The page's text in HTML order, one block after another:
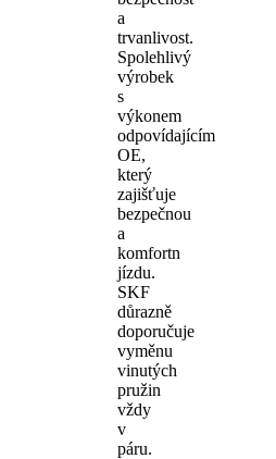
a
trvanlivost.
Spolehlivý
výrobek
s
výkonem
odpovídajícím
OE,
který
zajišťuje
bezpečnou
a
komfortn
jízdu.
SKF
důrazně
doporučuje
vyměnu
vinutých
pružin
vždy
v
páru.